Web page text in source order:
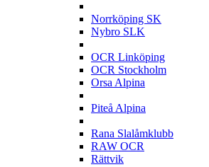
Norrköping SK
Nybro SLK
OCR Linköping
OCR Stockholm
Orsa Alpina
Piteå Alpina
Rana Slalåmklubb
RAW OCR
Rättvik